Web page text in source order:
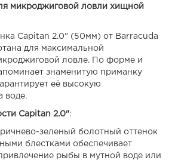
микроджиговой ловли хищной
Capitan 2.0" (50мм) от Barracuda
для максимальной
ловле. По форме и
знаменитую приманку
её высокую
воде.
Capitan 2.0":
зеленый болотный оттенок
блестками обеспечивает
рыбы в мутной воде или